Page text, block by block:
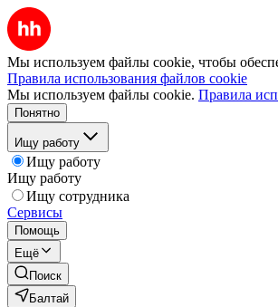
Мы используем файлы cookie, чтобы
Правила использования файлов cookie
Мы используем файлы cookie. Правила
Понятно
Ищу работу
Ищу работу
Ищу работу
Ищу сотрудника
Сервисы
Помощь
Ещё
Поиск
Балтай